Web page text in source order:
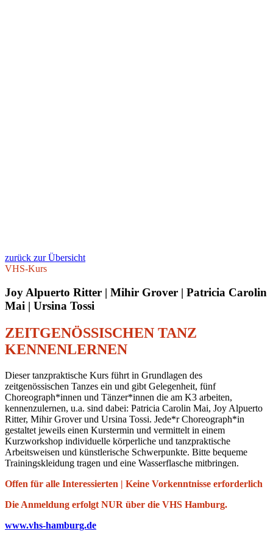
zurück zur Übersicht
VHS-Kurs
Joy Alpuerto Ritter | Mihir Grover | Patricia Carolin
Mai | Ursina Tossi
ZEITGENÖSSISCHEN TANZ
KENNENLERNEN
Dieser tanzpraktische Kurs führt in Grundlagen des
zeitgenössischen Tanzes ein und gibt Gelegenheit, fünf
Choreograph*innen und Tänzer*innen die am K3 arbeiten,
kennenzulernen, u.a. sind dabei: Patricia Carolin Mai, Joy Alpuerto
Ritter, Mihir Grover und Ursina Tossi. Jede*r Choreograph*in
gestaltet jeweils einen Kurstermin und vermittelt in einem
Kurzworkshop individuelle körperliche und tanzpraktische
Arbeitsweisen und künstlerische Schwerpunkte. Bitte bequeme
Trainingskleidung tragen und eine Wasserflasche mitbringen.
Offen für alle Interessierten | Keine Vorkenntnisse erforderlich
Die Anmeldung erfolgt NUR über die VHS Hamburg.
www.vhs-hamburg.de